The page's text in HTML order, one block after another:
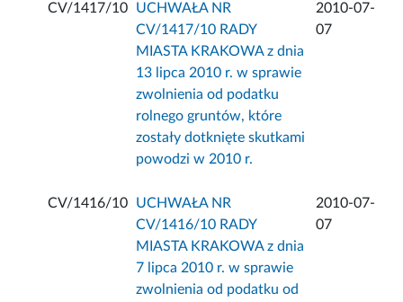
CV/1417/10
UCHWAŁA NR
CV/1417/10 RADY
MIASTA KRAKOWA z dnia
13 lipca 2010 r. w sprawie
zwolnienia od podatku
rolnego gruntów, które
zostały dotknięte skutkami
powodzi w 2010 r.
2010-07-
07
CV/1416/10
UCHWAŁA NR
CV/1416/10 RADY
MIASTA KRAKOWA z dnia
7 lipca 2010 r. w sprawie
zwolnienia od podatku od
2010-07-
07